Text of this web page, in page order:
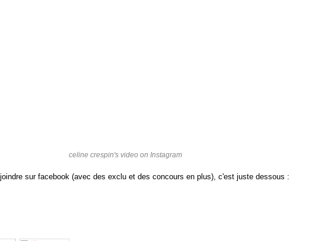
celine crespin's video on Instagram
sur facebook (avec des exclu et des concours en plus), c'est juste dessous :